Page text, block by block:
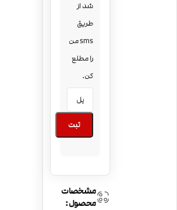
شد از
طریق
sms من
را مطلع
کن.
ثبت
مشخصات
محصول: